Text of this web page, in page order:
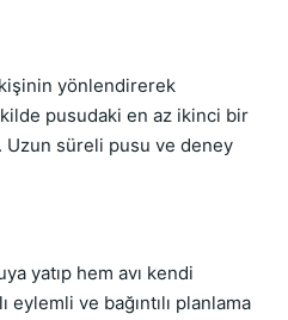
yönlendirerek
pusudaki en az ikinci bir
süreli pusu ve deney
yatıp hem avı kendi
ve bağıntılı planlama